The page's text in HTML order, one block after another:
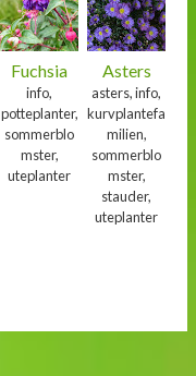
Fuchsia
info,
potteplanter,
sommerblo
mster,
uteplanter
Asters
asters, info,
kurvplantefa
milien,
sommerblo
mster,
stauder,
uteplanter